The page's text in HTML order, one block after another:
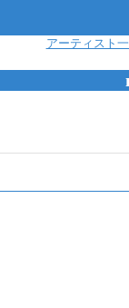
アーティスト